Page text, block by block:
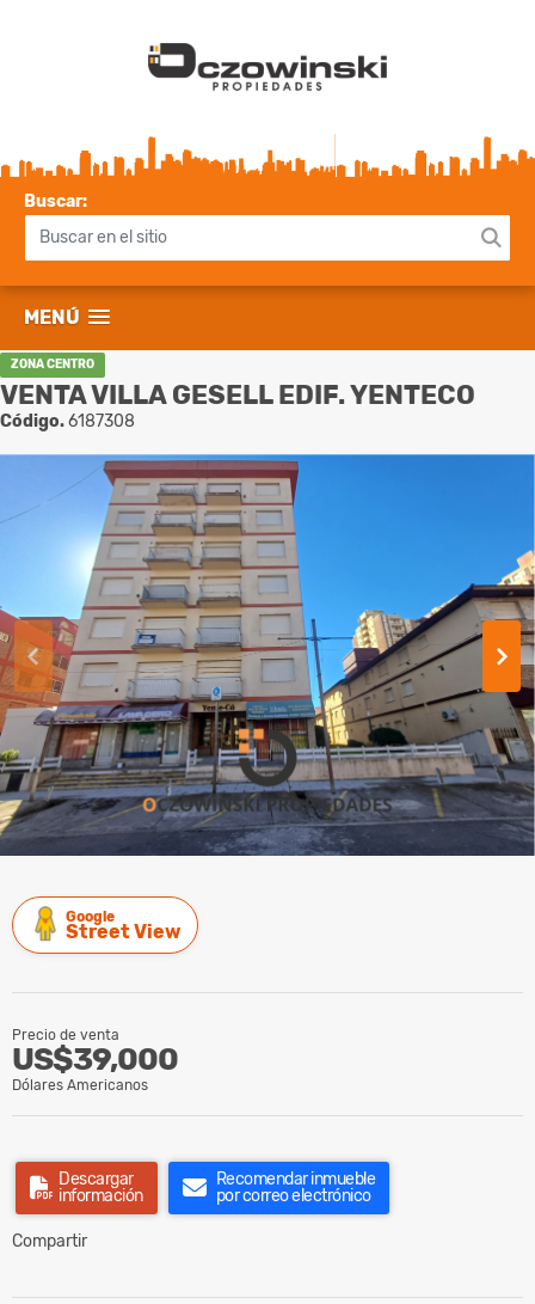
Buscar:
MENÚ
ZONA CENTRO
VENTA VILLA GESELL EDIF. YENTECO
Código.6187308
Google
Street View
Precio de venta
US$39,000
Dólares Americanos
Descargar
información
Recomendar inmueble
por correo electrónico
Compartir